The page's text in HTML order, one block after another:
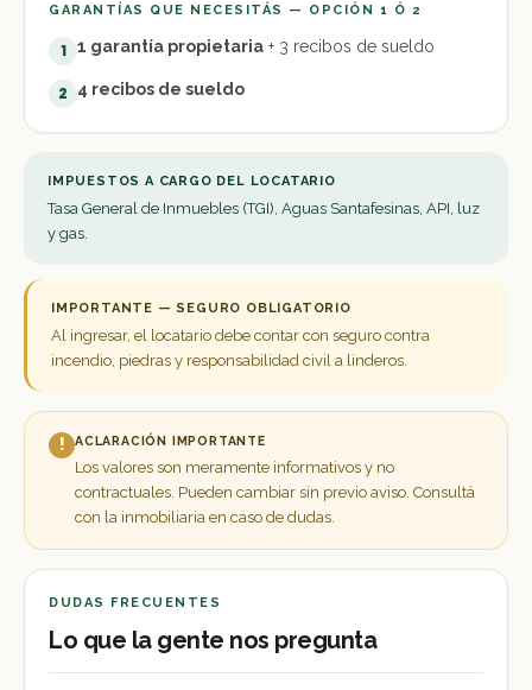
GARANTÍAS QUE NECESITÁS — OPCIÓN 1 Ó 2
1 1 garantía propietaria + 3 recibos de sueldo
2 4 recibos de sueldo
IMPUESTOS A CARGO DEL LOCATARIO
Tasa General de Inmuebles (TGI), Aguas Santafesinas, API, luz
y gas.
IMPORTANTE — SEGURO OBLIGATORIO
Al ingresar, el locatario debe contar con seguro contra
incendio, piedras y responsabilidad civil a linderos.
! ACLARACIÓN IMPORTANTE
Los valores son meramente informativos y no
contractuales. Pueden cambiar sin previo aviso. Consultá
con la inmobiliaria en caso de dudas.
DUDAS FRECUENTES
Lo que la gente nos pregunta